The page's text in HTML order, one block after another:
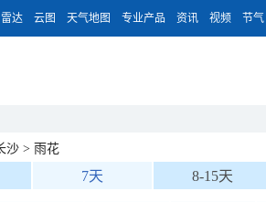
雷达 云图 天气地图 专业产品 资讯 视频 节气
沙 > 雨花
7天 8-15天